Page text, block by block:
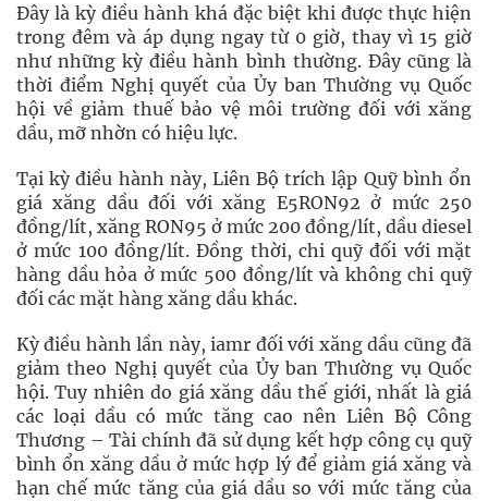
Đây là kỳ điều hành khá đặc biệt khi được thực hiện
trong đêm và áp dụng ngay từ 0 giờ, thay vì 15 giờ
như những kỳ điều hành bình thường. Đây cũng là
thời điểm Nghị quyết của Ủy ban Thường vụ Quốc
hội về giảm thuế bảo vệ môi trường đối với xăng
dầu, mỡ nhờn có hiệu lực.
Tại kỳ điều hành này, Liên Bộ trích lập Quỹ bình ổn
giá xăng dầu đối với xăng E5RON92 ở mức 250
đồng/lít, xăng RON95 ở mức 200 đồng/lít, dầu diesel
ở mức 100 đồng/lít. Đồng thời, chi quỹ đối với mặt
hàng dầu hỏa ở mức 500 đồng/lít và không chi quỹ
đối các mặt hàng xăng dầu khác.
Kỳ điều hành lần này, iamr đối với xăng dầu cũng đã
giảm theo Nghị quyết của Ủy ban Thường vụ Quốc
hội. Tuy nhiên do giá xăng dầu thế giới, nhất là giá
các loại dầu có mức tăng cao nên Liên Bộ Công
Thương – Tài chính đã sử dụng kết hợp công cụ quỹ
bình ổn xăng dầu ở mức hợp lý để giảm giá xăng và
hạn chế mức tăng của giá dầu so với mức tăng của